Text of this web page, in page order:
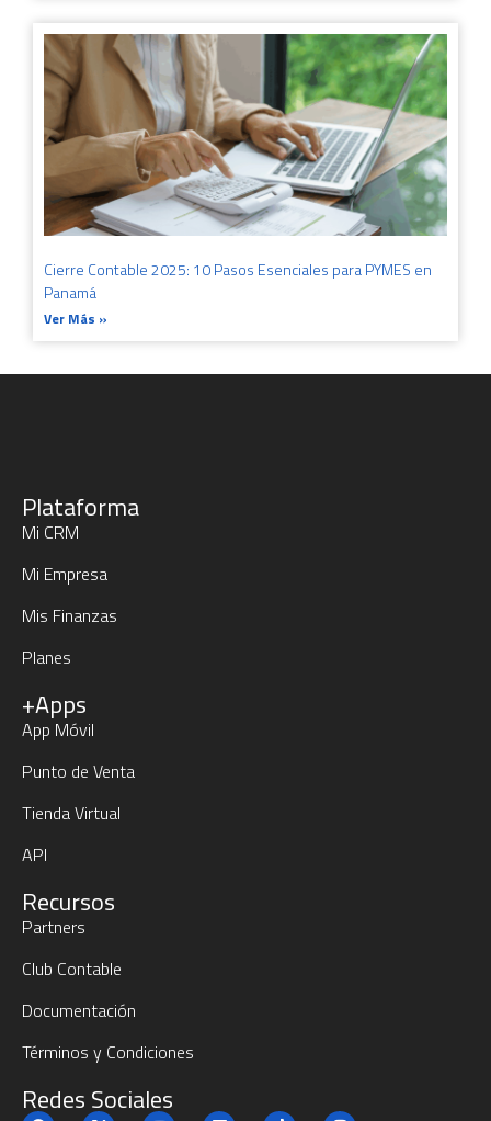
Cierre Contable 2025: 10 Pasos Esenciales para PYMES en
Panamá
Ver Más »
Plataforma
Mi CRM
Mi Empresa
Mis Finanzas
Planes
+Apps
App Móvil
Punto de Venta
Tienda Virtual
API
Recursos
Partners
Club Contable
Documentación
Términos y Condiciones
Redes Sociales